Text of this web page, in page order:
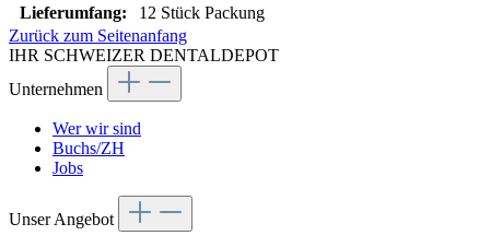
Lieferumfang:
12 Stück Packung
Zurück zum Seitenanfang
IHR SCHWEIZER DENTALDEPOT
Unternehmen
Wer wir sind
Buchs/ZH
Jobs
Unser Angebot